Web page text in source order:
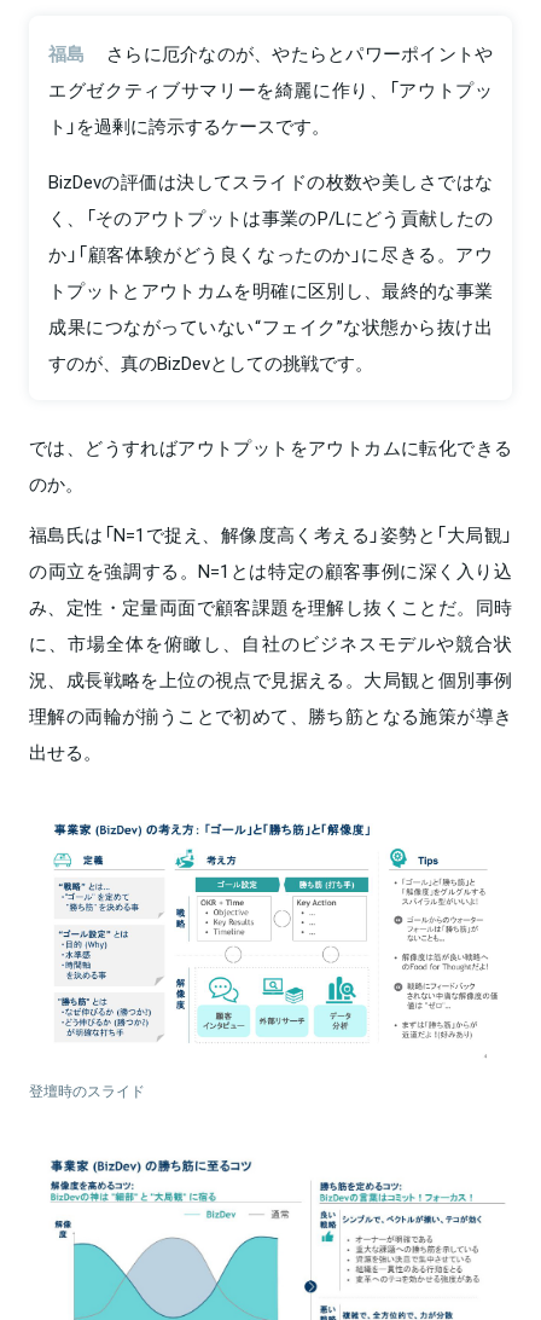
福島
さらに厄介なのが、やたらとパワーポイントや
エグゼクティブサマリーを綺麗に作り、「アウトプッ
ト」を過剰に誇示するケースです。
BizDevの評価は決してスライドの枚数や美しさではな
く、「そのアウトプットは事業のP/Lにどう貢献したの
か」「顧客体験がどう良くなったのか」に尽きる。アウ
トプットとアウトカムを明確に区別し、最終的な事業
成果につながっていない“フェイク”な状態から抜け出
すのが、真のBizDevとしての挑戦です。
では、どうすればアウトプットをアウトカムに転化できる
のか。
福島氏は「N=1で捉え、解像度高く考える」姿勢と「大局観」
の両立を強調する。N=1とは特定の顧客事例に深く入り込
み、定性・定量両面で顧客課題を理解し抜くことだ。同時
に、市場全体を俯瞰し、自社のビジネスモデルや競合状
況、成長戦略を上位の視点で見据える。大局観と個別事例
理解の両輪が揃うことで初めて、勝ち筋となる施策が導き
出せる。
登壇時のスライド